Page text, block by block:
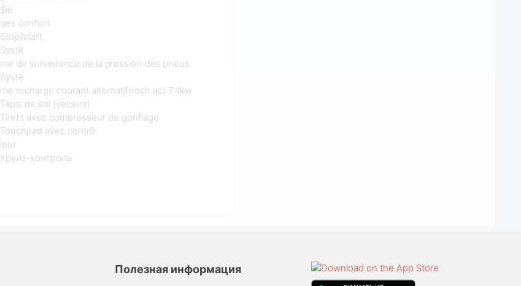
Siè
ges confort
Stop/start
Systè
me de surveillance de la pression des pneus
Systè
me recharge courant alternatif(rech.ac) 7.4kw
Tapis de sol (velours)
Tirefit avec compresseur de gonflage
Touchpad avec contrô
leur
Круиз-контроль
Полезная информация